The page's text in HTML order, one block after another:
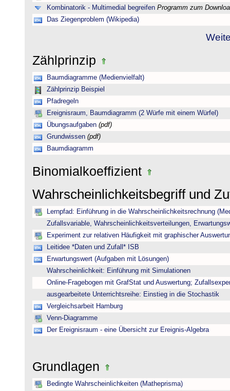
Kombinatorik - Multimedial begreifen Programm zum
Das Ziegenproblem (Wikipedia)
Zählprinzip
Baumdiagramme (Medienvielfalt)
Zählprinzip Beispiel
Pfadregeln
Ereignisraum, Baumdiagramm (2 Würfe mit einem Würfel)
Übungsaufgaben (pdf)
Grundwissen (pdf)
Baumdiagramm
Binomialkoeffizient
Wahrscheinlichkeitsbegriff und
Lernpfad: Einführung in die Wahrscheinlichkeitsrechnung
Zufallsvariable, Wahrscheinlichkeitsverteilungen,
Experiment zur relativen Häufigkeit mit graphischer
Leitidee *Daten und Zufall* ISB
Erwartungswert (Aufgaben mit Lösungen)
Wahrscheinlichkeit: Einführung mit Simulationen
Online-Fragebogen mit GrafStat und Auswertung;
ausgearbeitete Unterrichtsreihe: Einstieg in die Stochastik
Vergleichsarbeit Hamburg
Venn-Diagramme
Der Ereignisraum - eine Übersicht zur Ereignis-Algebra
Grundlagen
Bedingte Wahrscheinlichkeiten (Matheprisma)